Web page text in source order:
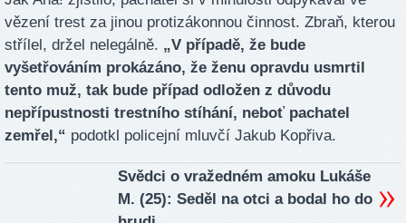
vězení trest za jinou protizákonnou činnost. Zbraň, kterou
střílel, držel nelegálně. „V případě, že bude
vyšetřováním prokázáno, že ženu opravdu usmrtil
tento muž, tak bude případ odložen z důvodu
nepřípustnosti trestního stíhání, neboť pachatel
zemřel,“ podotkl policejní mluvčí Jakub Kopřiva.
Svědci o vražedném amoku Lukáše
M. (25): Seděl na otci a bodal ho do